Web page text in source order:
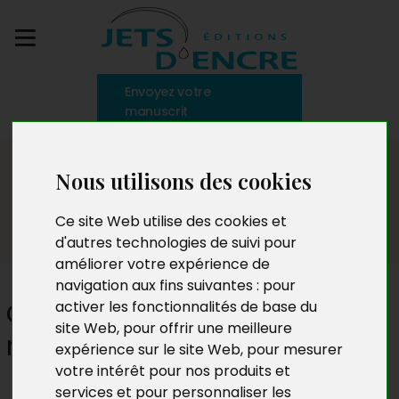
Nous utilisons des cookies
Ce site Web utilise des cookies et
d'autres technologies de suivi pour
améliorer votre expérience de
navigation aux fins suivantes : pour
activer les fonctionnalités de base du
site Web, pour offrir une meilleure
expérience sur le site Web, pour mesurer
votre intérêt pour nos produits et
services et pour personnaliser les
Envoyez votre
manuscrit
Le blog
Comment structurer un
roman : début, milieu et fin